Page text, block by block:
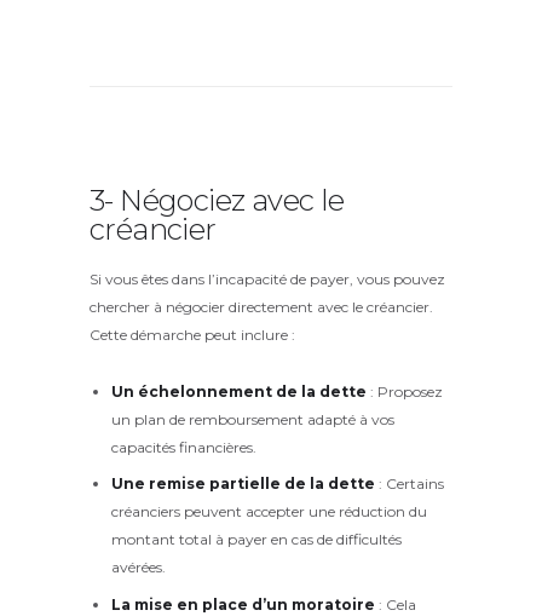
3- Négociez avec le
créancier
Si vous êtes dans l’incapacité de payer, vous pouvez
chercher à négocier directement avec le créancier.
Cette démarche peut inclure :
Un échelonnement de la dette : Proposez
un plan de remboursement adapté à vos
capacités financières.
Une remise partielle de la dette : Certains
créanciers peuvent accepter une réduction du
montant total à payer en cas de difficultés
avérées.
La mise en place d’un moratoire : Cela